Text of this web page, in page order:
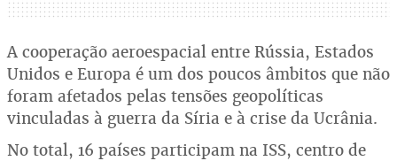
A cooperação aeroespacial entre Rússia, Estados
Unidos e Europa é um dos poucos âmbitos que não
foram afetados pelas tensões geopolíticas
vinculadas à guerra da Síria e à crise da Ucrânia.
No total, 16 países participam na ISS, centro de